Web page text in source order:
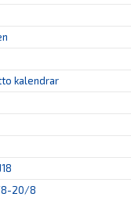
kalendrar
8-20/8